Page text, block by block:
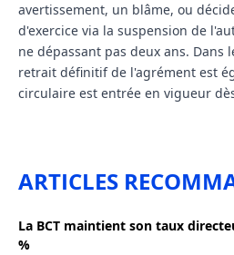
avertissement, un blâme, ou
d'exercice via la suspension de
ne dépassant pas deux ans. Dans
retrait définitif de l'agrément est
circulaire est entrée en vigueur
ARTICLES
La BCT maintient son taux
%